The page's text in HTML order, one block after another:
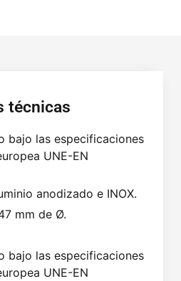
técnicas
bajo las especificaciones
UNE-EN
anodizado e INOX.
mm de Ø.
bajo las especificaciones
UNE-EN